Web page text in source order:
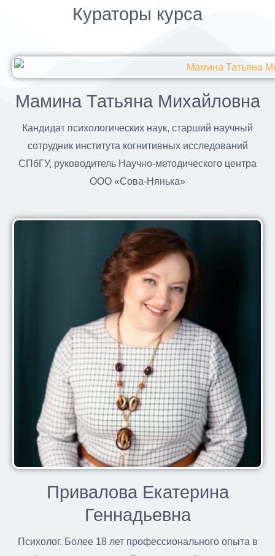
Кураторы курса
Мамина Татьяна Михайловна
Кандидат психологических наук, старший научный
сотрудник института когнитивных исследований
СПбГУ, руководитель Научно-методического центра
ООО «Сова-Нянька»
Привалова Екатерина
Геннадьевна
Психолог. Более 18 лет профессионального опыта в